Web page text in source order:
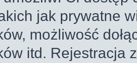
jak prywatne
możliwość
itd. Rejestracja